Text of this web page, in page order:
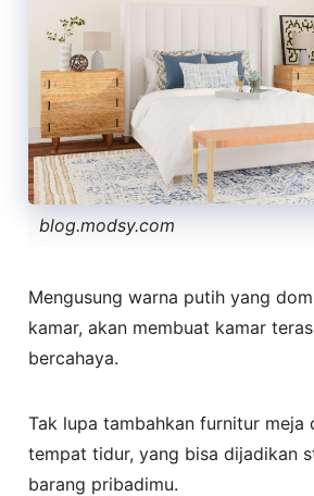
blog.modsy.com
Mengusung warna putih yang
kamar, akan membuat kamar
bercahaya.
Tak lupa tambahkan furnitur meja
tempat tidur, yang bisa dijadikan
barang pribadimu.